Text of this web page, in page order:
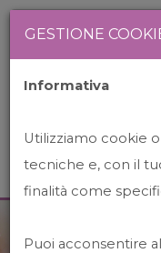
GESTIONE
Informativa
Utilizziamo cookie
tecniche e, con il
finalità come
Puoi acconsentire